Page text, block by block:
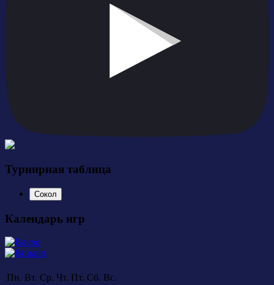
Турнирная таблица
Сокол
Календарь игр
Пн. Вт. Ср. Чт. Пт. Сб. Вс.